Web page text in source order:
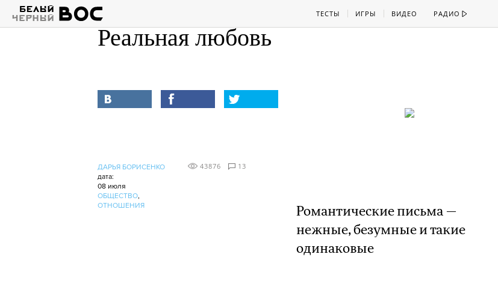
ТЕСТЫ ИГРЫ ВИДЕО РАДИО
Реальная любовь
ДАРЬЯ БОРИСЕНКО
дата:
08 июля
ОБЩЕСТВО,
ОТНОШЕНИЯ
43876 13
Романтические письма —
нежные, безумные и такие
одинаковые